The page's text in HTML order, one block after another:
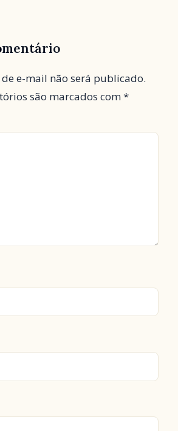
de e-mail não será publicado.
são marcados com*